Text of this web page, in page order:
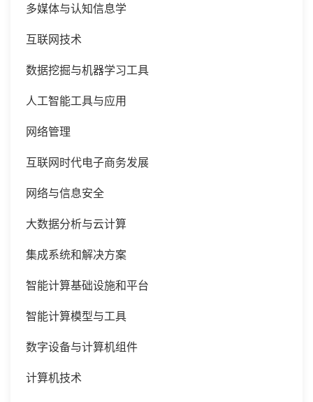
多媒体与认知信息学
互联网技术
数据挖掘与机器学习工具
人工智能工具与应用
网络管理
互联网时代电子商务发展
网络与信息安全
大数据分析与云计算
集成系统和解决方案
智能计算基础设施和平台
智能计算模型与工具
数字设备与计算机组件
计算机技术